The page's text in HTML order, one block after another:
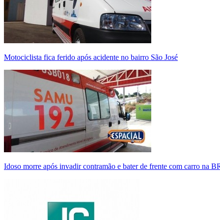
Motociclista fica ferido após acidente no bairro São José
Idoso morre após invadir contramão e bater de frente com carro na